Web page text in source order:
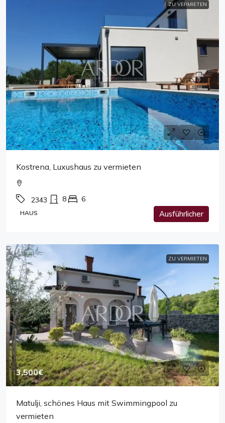
ZU VERMIETEN
Kostrena, Luxushaus zu vermieten
2343 8 6
HAUS Ausführlicher
ZU VERMIETEN
3,500€
Matulji, schönes Haus mit Swimmingpool zu
vermieten